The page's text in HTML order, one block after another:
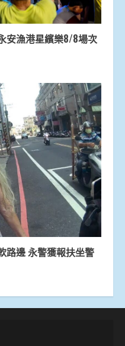
安漁港星繽樂8/8場次
路邊 永警獲報扶坐警